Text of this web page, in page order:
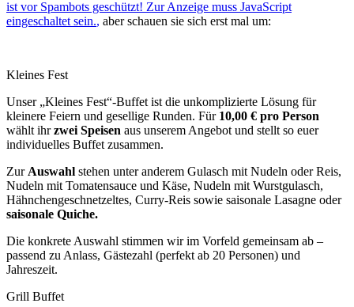
ist vor Spambots geschützt! Zur Anzeige muss JavaScript
eingeschaltet sein., aber schauen sie sich erst mal um:
Kleines Fest
Unser „Kleines Fest“-Buffet ist die unkomplizierte Lösung für
kleinere Feiern und gesellige Runden. Für 10,00 € pro Person
wählt ihrzwei Speisen aus unserem Angebot und stellt so euer
individuelles Buffet zusammen.
Zur Auswahl stehen unter anderem Gulasch mit Nudeln oder Reis,
Nudeln mit Tomatensauce und Käse, Nudeln mit Wurstgulasch,
Hähnchengeschnetzeltes, Curry-Reis sowie saisonale Lasagne oder
saisonale Quiche.
Die konkrete Auswahl stimmen wir im Vorfeld gemeinsam ab –
passend zu Anlass, Gästezahl (perfekt ab 20 Personen) und
Jahreszeit.
Grill Buffet